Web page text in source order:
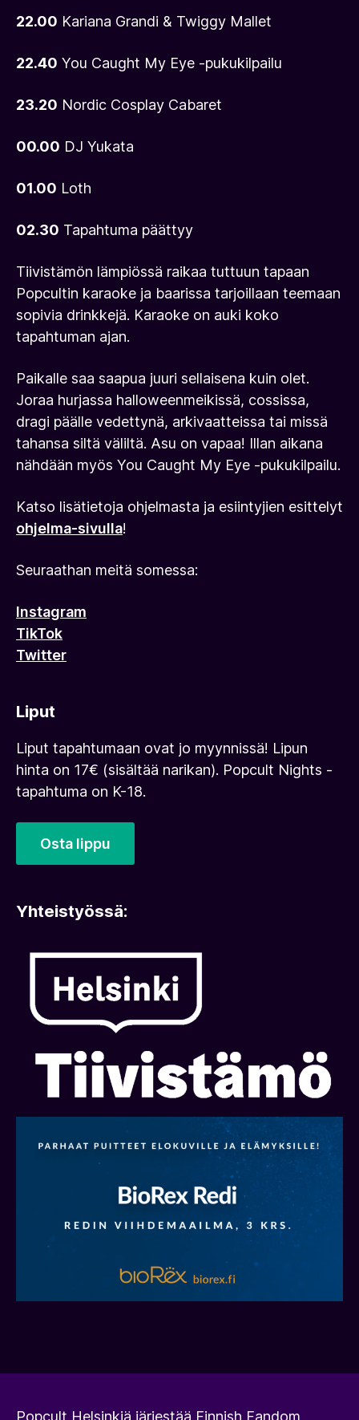
22.00 Kariana Grandi & Twiggy Mallet
22.40 You Caught My Eye -pukukilpailu
23.20 Nordic Cosplay Cabaret
00.00 DJ Yukata
01.00 Loth
02.30 Tapahtuma päättyy
Tiivistämön lämpiössä raikaa tuttuun tapaan
Popcultin karaoke ja baarissa tarjoillaan teemaan
sopivia drinkkejä. Karaoke on auki koko
tapahtuman ajan.
Paikalle saa saapua juuri sellaisena kuin olet.
Joraa hurjassa halloweenmeikissä, cossissa,
dragi päälle vedettynä, arkivaatteissa tai missä
tahansa siltä väliltä. Asu on vapaa! Illan aikana
nähdään myös You Caught My Eye -pukukilpailu.
Katso lisätietoja ohjelmasta ja esiintyjien esittelyt
ohjelma-sivulla!
Seuraathan meitä somessa:
Instagram
TikTok
Twitter
Liput
Liput tapahtumaan ovat jo myynnissä! Lipun
hinta on 17€ (sisältää narikan). Popcult Nights -
tapahtuma on K-18.
Osta lippu
Yhteistyössä:
Popcult Helsinkiä järjestää Finnish Fandom